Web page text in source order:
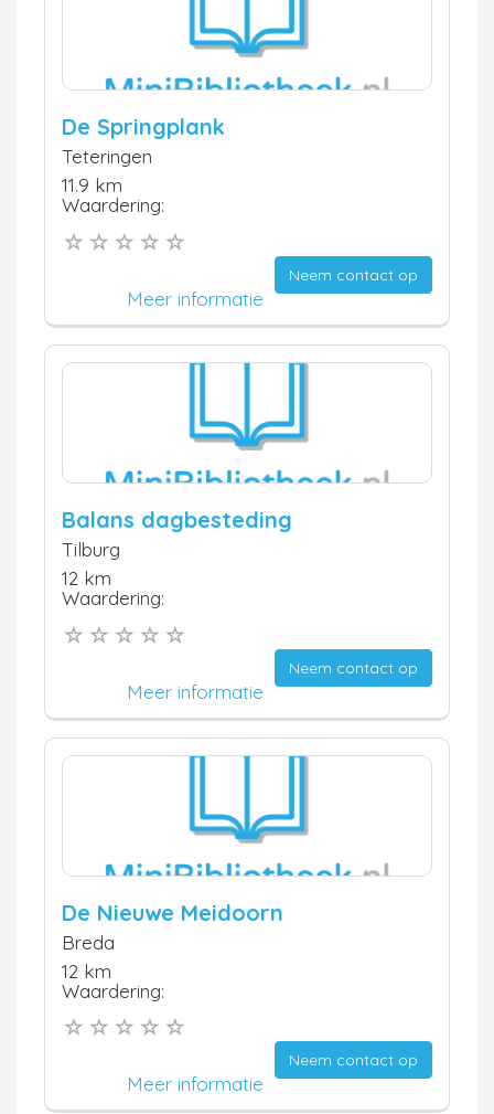
De Springplank
Teteringen
11.9 km
Waardering:
Neem contact op
Meer informatie
Balans dagbesteding
Tilburg
12 km
Waardering:
Neem contact op
Meer informatie
De Nieuwe Meidoorn
Breda
12 km
Waardering:
Neem contact op
Meer informatie